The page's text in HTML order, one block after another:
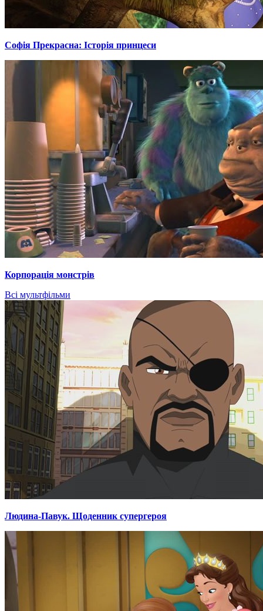
Софія Прекрасна: Історія принцеси
Корпорація монстрів
Всі мультфільми
Людина-Павук. Щоденник супергероя